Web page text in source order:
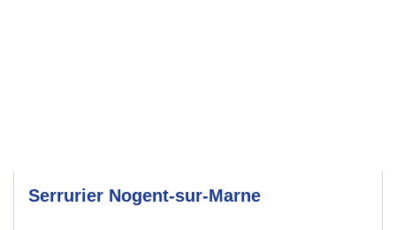
Serrurier Nogent-sur-Marne